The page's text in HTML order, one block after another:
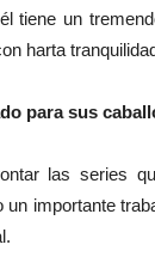
tiene un
harta
para sus
las series
un importante